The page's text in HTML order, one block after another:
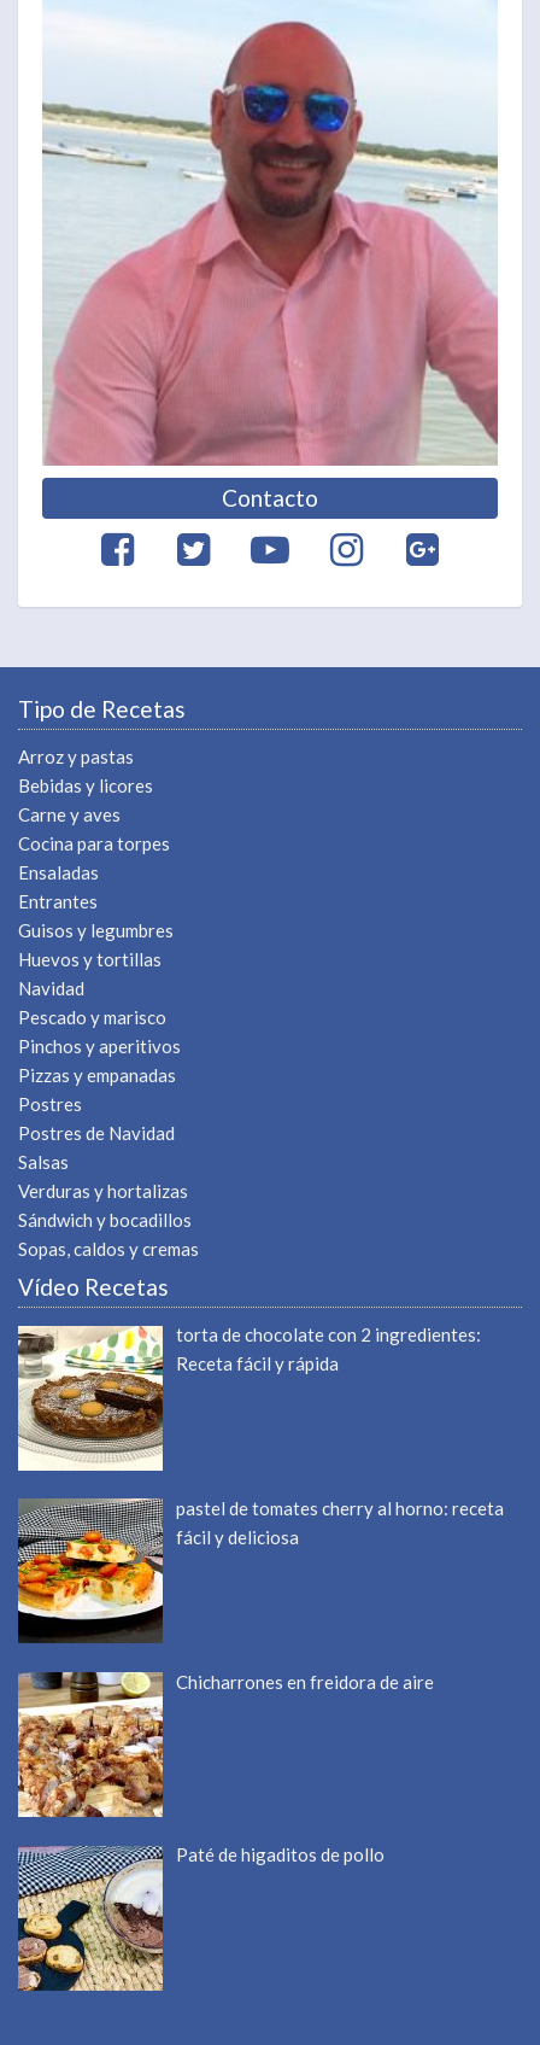
Contacto
Tipo de Recetas
Arroz y pastas
Bebidas y licores
Carne y aves
Cocina para torpes
Ensaladas
Entrantes
Guisos y legumbres
Huevos y tortillas
Navidad
Pescado y marisco
Pinchos y aperitivos
Pizzas y empanadas
Postres
Postres de Navidad
Salsas
Verduras y hortalizas
Sándwich y bocadillos
Sopas, caldos y cremas
Vídeo Recetas
torta de chocolate con 2 ingredientes:
Receta fácil y rápida
pastel de tomates cherry al horno: receta
fácil y deliciosa
Chicharrones en freidora de aire
Paté de higaditos de pollo